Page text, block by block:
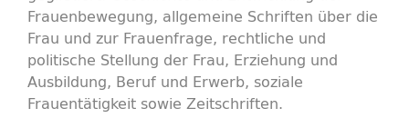
Frauenbewegung, allgemeine Schriften über die
Frau und zur Frauenfrage, rechtliche und
politische Stellung der Frau, Erziehung und
Ausbildung, Beruf und Erwerb, soziale
Frauentätigkeit sowie Zeitschriften.